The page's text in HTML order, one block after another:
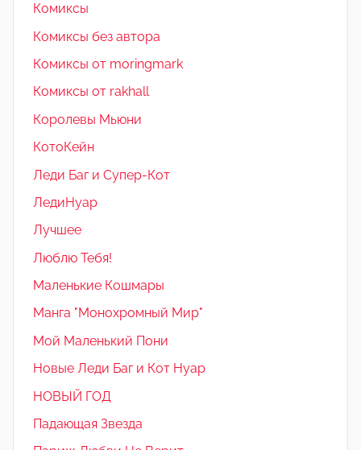
Комиксы
Комиксы без автора
Комиксы от moringmark
Комиксы от rakhall
Королевы Мьюни
КотоКейн
Леди Баг и Супер-Кот
ЛедиНуар
Лучшее
Люблю Тебя!
Маленькие Кошмары
Манга "Монохромный Мир"
Мой Маленький Пони
Новые Леди Баг и Кот Нуар
НОВЫЙ ГОД
Падающая Звезда